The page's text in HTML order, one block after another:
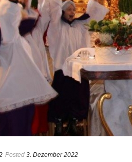
Posted 3. Dezember 2022